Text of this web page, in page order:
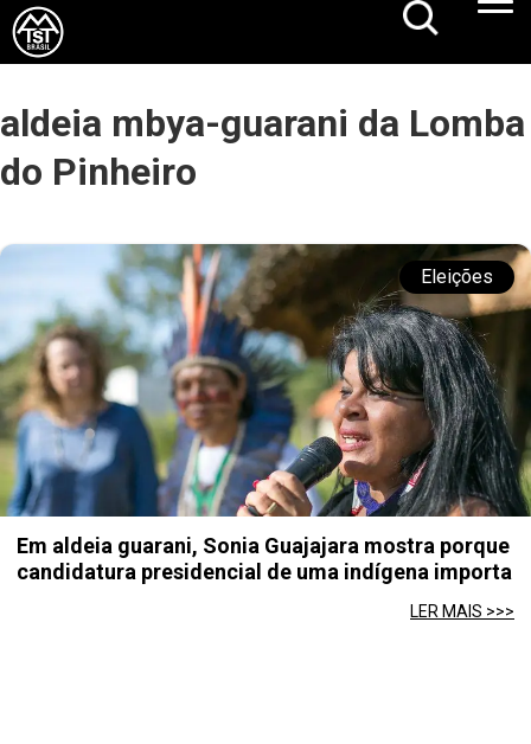
aldeia mbya-guarani da Lomba
do Pinheiro
Eleições
Em aldeia guarani, Sonia Guajajara mostra porque
candidatura presidencial de uma indígena importa
LER MAIS >>>